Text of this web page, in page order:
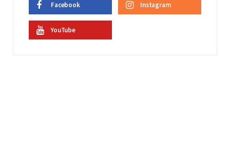
Facebook Instagram
YouTube